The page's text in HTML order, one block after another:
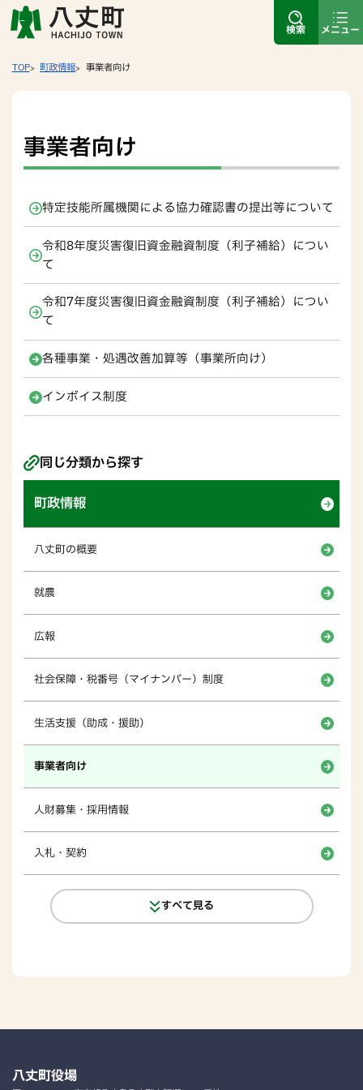
検索 メニュー
TOP 町政情報 事業者向け
事業者向け
特定技能所属機関による協力確認書の提出等について
令和8年度災害復旧資金融資制度（利子補給）につい
て
令和7年度災害復旧資金融資制度（利子補給）につい
て
各種事業・処遇改善加算等（事業所向け）
インボイス制度
同じ分類から探す
町政情報
八丈町の概要
就農
広報
社会保障・税番号（マイナンバー）制度
生活支援（助成・援助）
事業者向け
人財募集・採用情報
入札・契約
すべて見る
八丈町役場